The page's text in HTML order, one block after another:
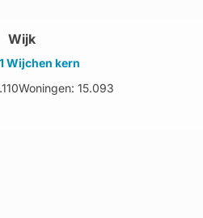
Wijk
Wijchen kern
Woningen: 15.093